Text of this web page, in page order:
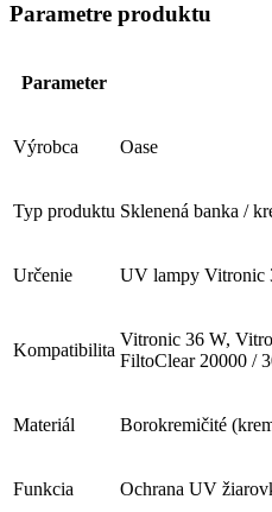
Parametre produktu
Parameter
Výrobca Oase
Typ produktu Sklenená banka /
Určenie UV lampy Vitronic
Kompatibilita
Vitronic 36 W,
FiltoClear 20000 /
Materiál Borokremičité
Funkcia Ochrana UV